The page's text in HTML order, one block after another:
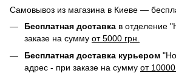
Самовывоз из магазина в Киеве —
Бесплатная доставка в отделение
заказе на сумму от 5000 грн.
Бесплатная доставка курьером
адрес - при заказе на сумму от